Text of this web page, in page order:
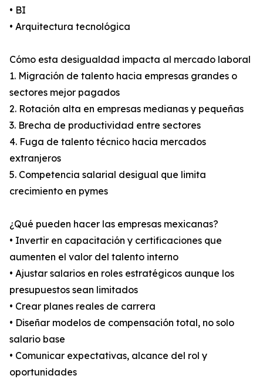
• BI
• Arquitectura tecnológica
Cómo esta desigualdad impacta al mercado laboral
1. Migración de talento hacia empresas grandes o
sectores mejor pagados
2. Rotación alta en empresas medianas y pequeñas
3. Brecha de productividad entre sectores
4. Fuga de talento técnico hacia mercados
extranjeros
5. Competencia salarial desigual que limita
crecimiento en pymes
¿Qué pueden hacer las empresas mexicanas?
• Invertir en capacitación y certificaciones que
aumenten el valor del talento interno
• Ajustar salarios en roles estratégicos aunque los
presupuestos sean limitados
• Crear planes reales de carrera
• Diseñar modelos de compensación total, no solo
salario base
• Comunicar expectativas, alcance del rol y
oportunidades